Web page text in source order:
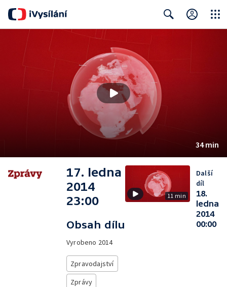
34 min
17. ledna
2014
23:00
Obsah dílu
Vyrobeno 2014
Zpravodajství
Zprávy
11 min
Další
díl
18.
ledna
2014
00:00